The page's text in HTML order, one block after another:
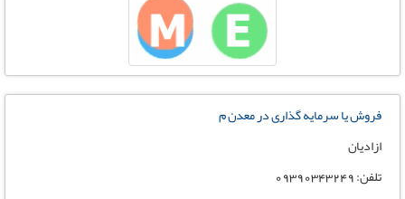
فروش یا سرمایه گذاری در معدن م
ازادیان
تلفن: 09390343249